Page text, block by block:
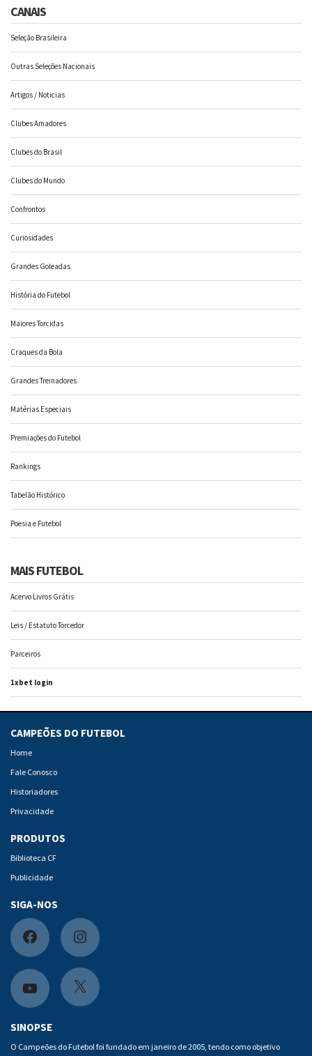
CANAIS
Seleção Brasileira
Outras Seleções Nacionais
Artigos / Noticias
Clubes Amadores
Clubes do Brasil
Clubes do Mundo
Confrontos
Curiosidades
Grandes Goleadas
História do Futebol
Maiores Torcidas
Craques da Bola
Grandes Treinadores
Matérias Especiais
Premiações do Futebol
Rankings
Tabelão Histórico
Poesia e Futebol
MAIS FUTEBOL
Acervo Livros Grátis
Leis / Estatuto Torcedor
Parceiros
1xbet login
CAMPEÕES DO FUTEBOL
Home
Fale Conosco
Historiadores
Privacidade
PRODUTOS
Biblioteca CF
Publicidade
SIGA-NOS
F
a
c
e
b
I
n
s
a
Y
o
u
X
SINOPSE
O Campeões do Futebol foi fundado em janeiro de 2005, tendo como objetivo